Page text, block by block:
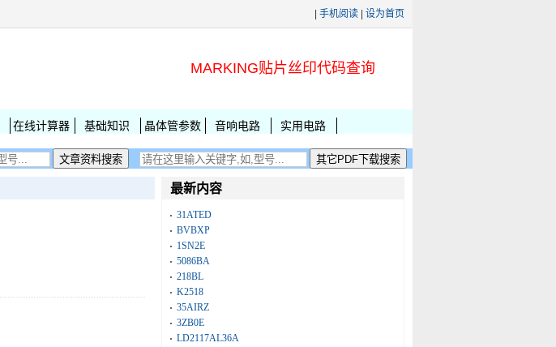
手机阅读 设为首页
MARKING贴片丝印代码查询
在线计算器 基础知识 晶体管参数 音响电路 实用电路
最新内容
31ATED
BVBXP
1SN2E
5086BA
218BL
K2518
35AIRZ
3ZB0E
LD2117AL36A